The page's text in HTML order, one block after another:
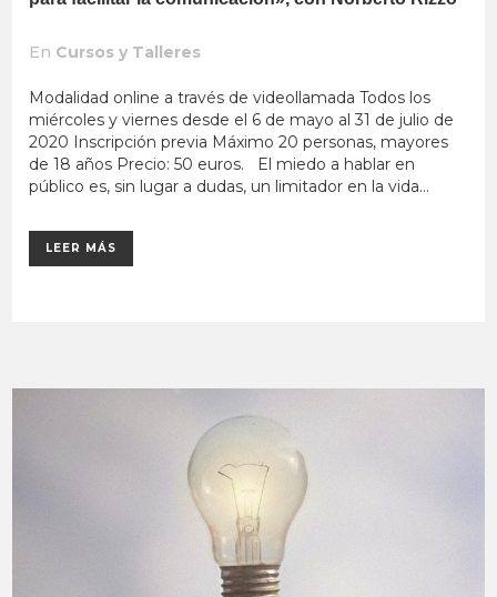
En Cursos y Talleres
Modalidad online a través de videollamada Todos los
miércoles y viernes desde el 6 de mayo al 31 de julio de
2020 Inscripción previa Máximo 20 personas, mayores
de 18 años Precio: 50 euros. El miedo a hablar en
público es, sin lugar a dudas, un limitador en la vida...
LEER MÁS